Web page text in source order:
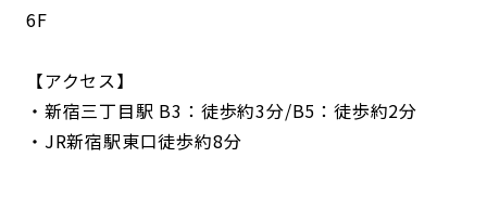
6F
【アクセス】
・新宿三丁目駅 B3：徒歩約3分/B5：徒歩約2分
・JR新宿駅東口徒歩約8分